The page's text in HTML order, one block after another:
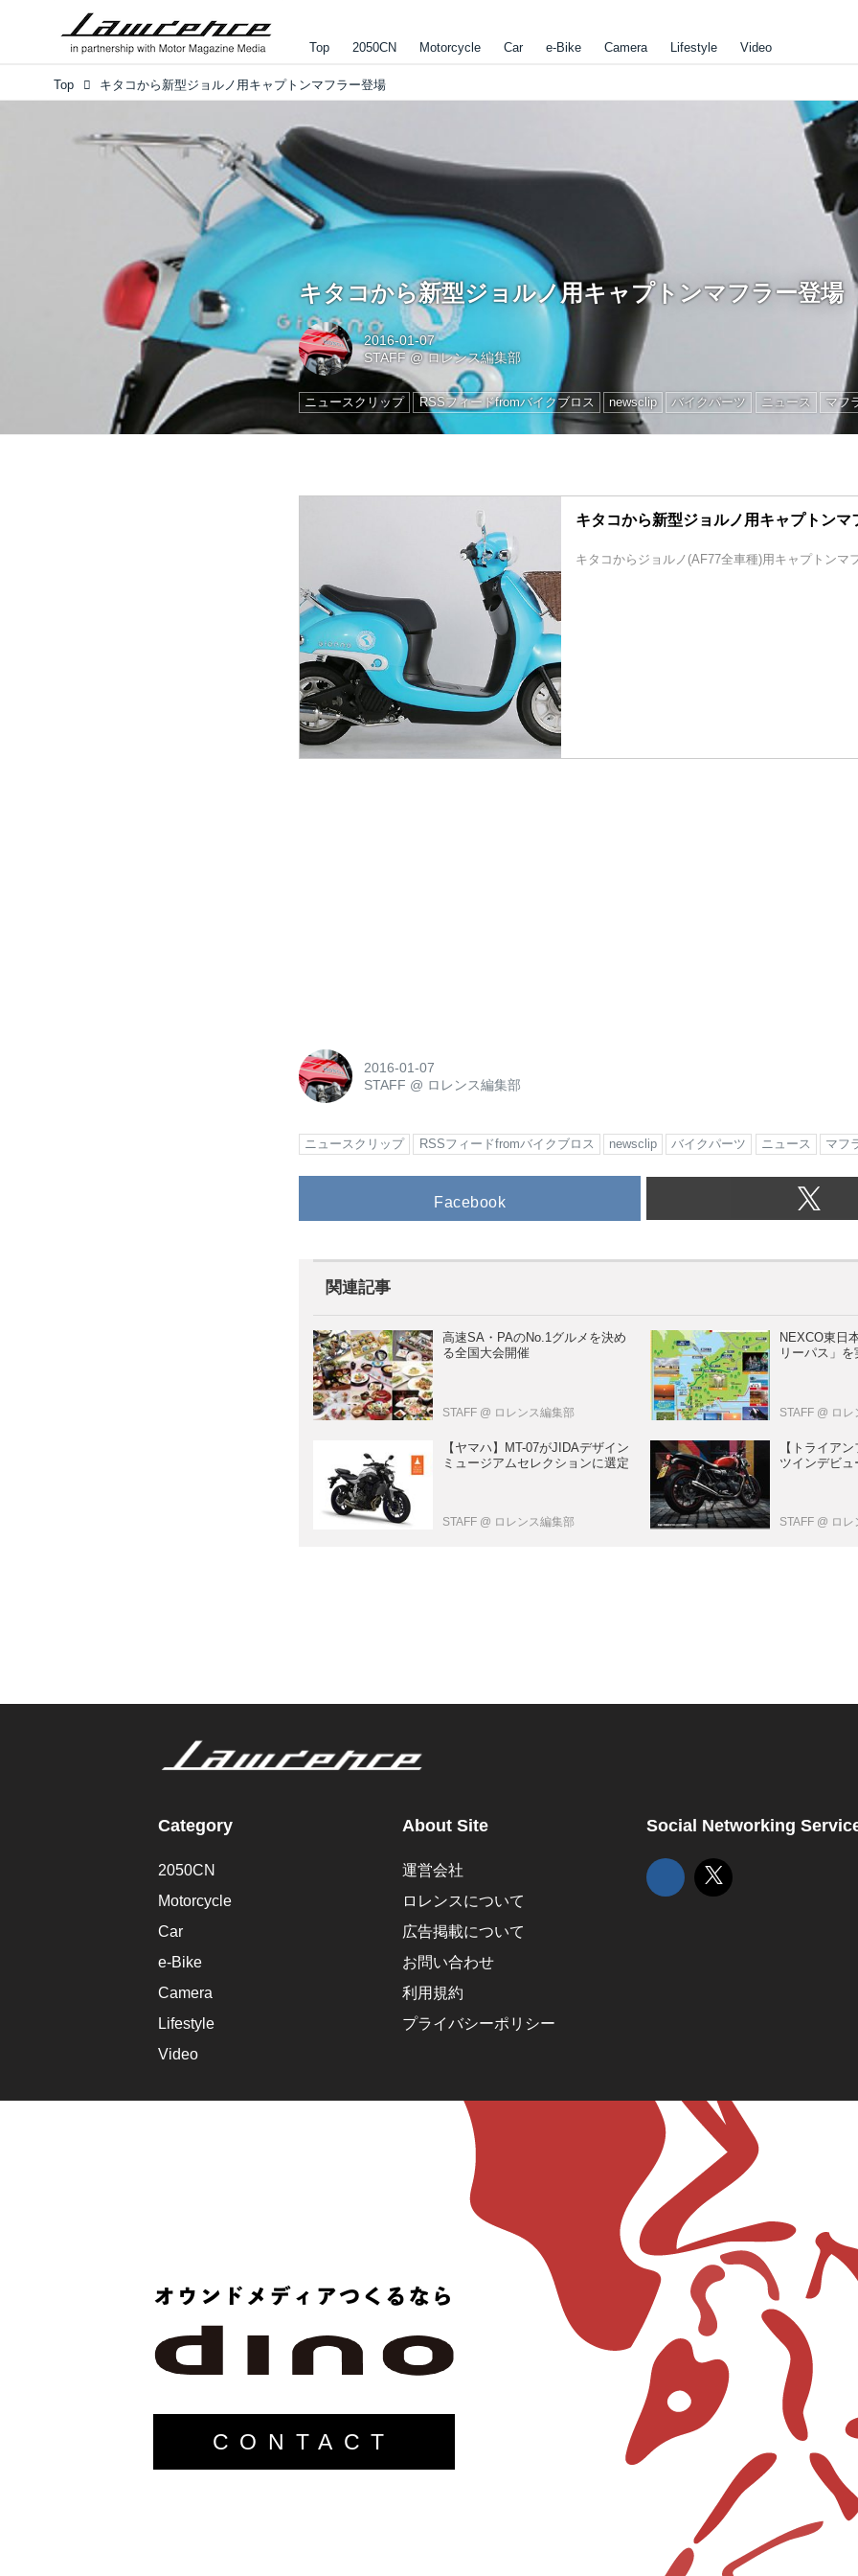
Top 2050CN Motorcycle Car e-Bike Camera Lifestyle Video
Top キタコから新型ジョルノ用キャプトンマフラー登場
キタコから新型ジョルノ用キャプトンマフラー登場
2016-01-07
STAFF @ロレンス編集部
ニュースクリップ RSSフィードfromバイクブロス newsclip バイクパーツ ニュース マフ
キタコから新型ジョルノ用キャプトンマ
キタコからジョルノ(AF77全車種)用キャプトンマ
2016-01-07
STAFF @ ロレンス編集部
ニュースクリップ RSSフィードfromバイクブロス newsclip バイクパーツ ニュース マフ
Facebook
関連記事
高速SA・PAのNo.1グルメを決め
る全国大会開催
STAFF @ ロレンス編集部
NEXCO東日
リーパス」を
STAFF @ ロレ
【ヤマハ】MT-07がJIDAデザイン
ミュージアムセレクションに選定
STAFF @ ロレンス編集部
【トライア
ツインデビ
STAFF @ ロレ
Category
2050CN
Motorcycle
Car
e-Bike
Camera
Lifestyle
Video
About Site
運営会社
ロレンスについて
広告掲載について
お問い合わせ
利用規約
プライバシーポリシー
Social Networking
CONTACT